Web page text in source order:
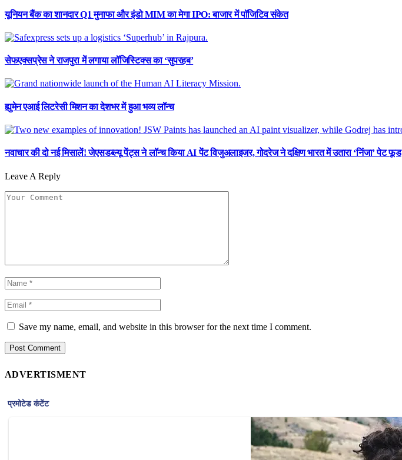
यूनियन बैंक का शानदार Q1 मुनाफा और इंडो MIM का मेगा IPO: बाजार में पॉजिटिव संकेत
सेफएक्सप्रेस ने राजपुरा में लगाया लॉजिस्टिक्स का ‘सुपरहब’
ह्युमेन एआई लिटरेसी मिशन का देशभर में हुआ भव्य लॉन्च
नवाचार की दो नई मिसालें! जेएसडब्ल्यू पेंट्स ने लॉन्च किया AI पेंट विजुअलाइजर, गोदरेज ने दक्षिण भारत में उतारा ‘निंजा’ पेट फूड
Leave A Reply
Save my name, email, and website in this browser for the next time I comment.
ADVERTISMENT